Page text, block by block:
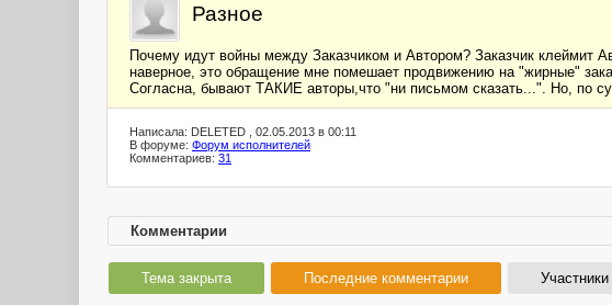
Разное
Почему идут войны между Заказчиком и Автором? Заказчик клеймит
наверное, это обращение мне помешает продвижению на "жирные"
Согласна, бывают ТАКИЕ авторы,что "ни письмом сказать...". Но, по
Написала: DELETED , 02.05.2013 в 00:11
В форуме: Форум исполнителей
Комментариев: 31
Комментарии
Тема закрыта Последние комментарии